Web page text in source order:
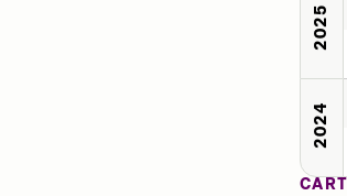
2025
2024